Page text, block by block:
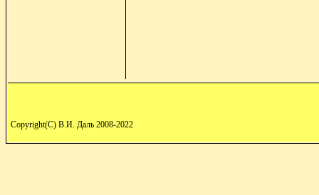
Copyright(C) В.И. Даль 2008-2022